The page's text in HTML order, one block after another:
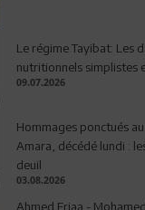
Le régime Tayibat: Les
nutritionnels simplistes
09.07.2026
Hommages ponctués
Amara, décédé lundi :
deuil
03.08.2026
Ahmed Friaa -